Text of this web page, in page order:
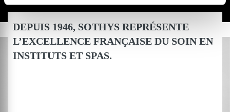
DEPUIS 1946, SOTHYS REPRÉSENTE
L’EXCELLENCE FRANÇAISE DU SOIN EN
INSTITUTS ET SPAS.